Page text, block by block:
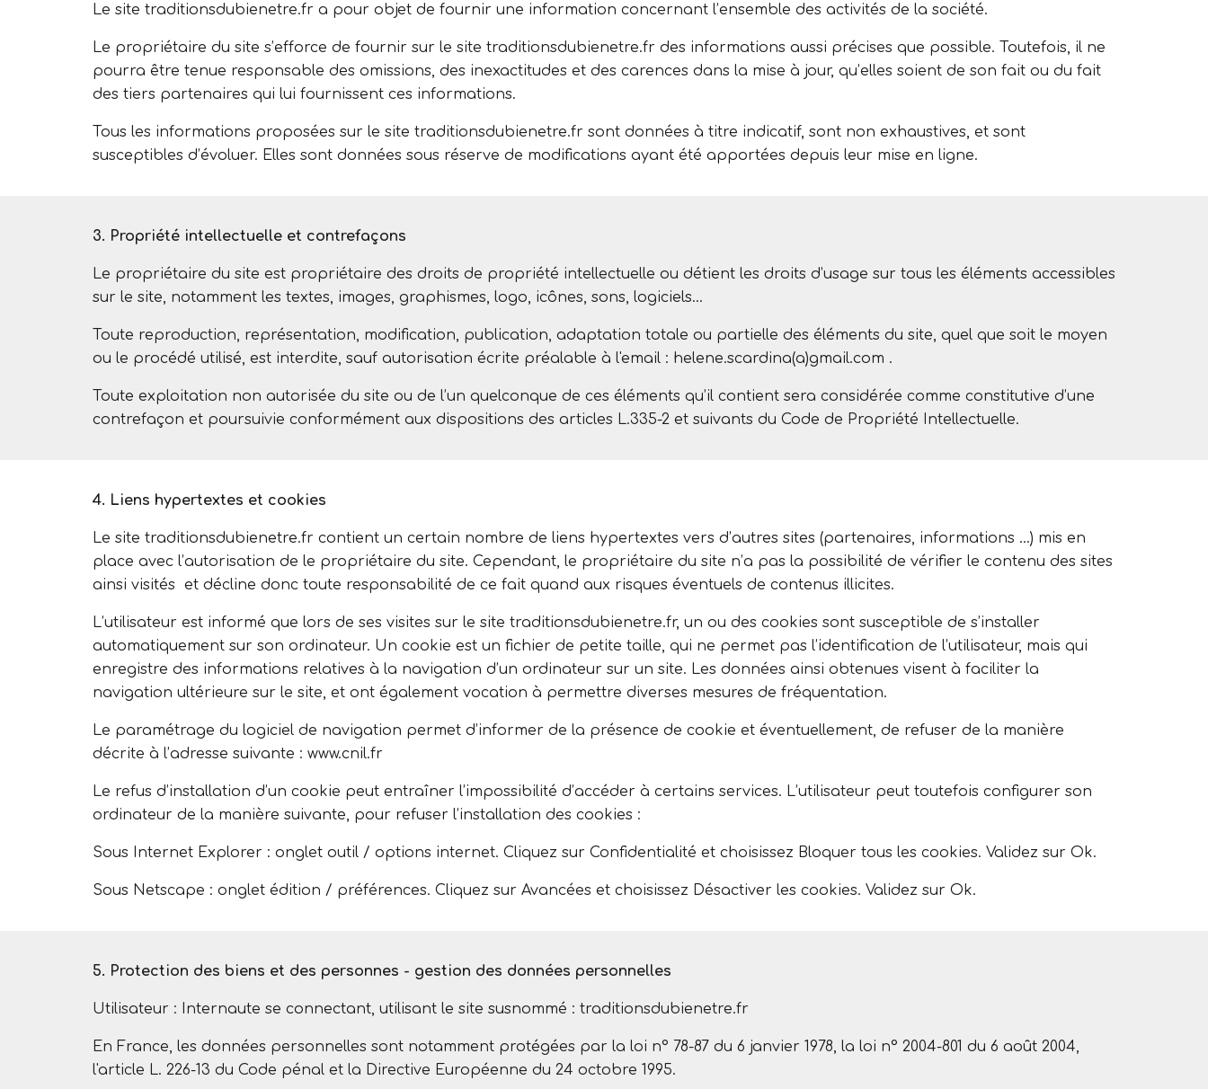
Le site traditionsdubienetre.fr a pour objet de fournir une information concernant l’ensemble des activités de la société.
Le propriétaire du site s’efforce de fournir sur le site traditionsdubienetre.fr des informations aussi précises que possible. Toutefois, il ne
pourra être tenue responsable des omissions, des inexactitudes et des carences dans la mise à jour, qu’elles soient de son fait ou du fait
des tiers partenaires qui lui fournissent ces informations.
Tous les informations proposées sur le site traditionsdubienetre.fr sont données à titre indicatif, sont non exhaustives, et sont
susceptibles d’évoluer. Elles sont données sous réserve de modifications ayant été apportées depuis leur mise en ligne.
3. Propriété intellectuelle et contrefaçons
Le propriétaire du site est propriétaire des droits de propriété intellectuelle ou détient les droits d’usage sur tous les éléments accessibles
sur le site, notamment les textes, images, graphismes, logo, icônes, sons, logiciels…
Toute reproduction, représentation, modification, publication, adaptation totale ou partielle des éléments du site, quel que soit le moyen
ou le procédé utilisé, est interdite, sauf autorisation écrite préalable à l'email : helene.scardina(a)gmail.com .
Toute exploitation non autorisée du site ou de l’un quelconque de ces éléments qu’il contient sera considérée comme constitutive d’une
contrefaçon et poursuivie conformément aux dispositions des articles L.335-2 et suivants du Code de Propriété Intellectuelle.
4. Liens hypertextes et cookies
Le site traditionsdubienetre.fr contient un certain nombre de liens hypertextes vers d’autres sites (partenaires, informations …) mis en
place avec l’autorisation de le propriétaire du site. Cependant, le propriétaire du site n’a pas la possibilité de vérifier le contenu des sites
ainsi visités et décline donc toute responsabilité de ce fait quand aux risques éventuels de contenus illicites.
L’utilisateur est informé que lors de ses visites sur le site traditionsdubienetre.fr, un ou des cookies sont susceptible de s’installer
automatiquement sur son ordinateur. Un cookie est un fichier de petite taille, qui ne permet pas l’identification de l’utilisateur, mais qui
enregistre des informations relatives à la navigation d’un ordinateur sur un site. Les données ainsi obtenues visent à faciliter la
navigation ultérieure sur le site, et ont également vocation à permettre diverses mesures de fréquentation.
Le paramétrage du logiciel de navigation permet d’informer de la présence de cookie et éventuellement, de refuser de la manière
décrite à l’adresse suivante : www.cnil.fr
Le refus d’installation d’un cookie peut entraîner l’impossibilité d’accéder à certains services. L’utilisateur peut toutefois configurer son
ordinateur de la manière suivante, pour refuser l’installation des cookies :
Sous Internet Explorer : onglet outil / options internet. Cliquez sur Confidentialité et choisissez Bloquer tous les cookies. Validez sur Ok.
Sous Netscape : onglet édition / préférences. Cliquez sur Avancées et choisissez Désactiver les cookies. Validez sur Ok.
5. Protection des biens et des personnes - gestion des données personnelles
Utilisateur : Internaute se connectant, utilisant le site susnommé : traditionsdubienetre.fr
En France, les données personnelles sont notamment protégées par la loi n° 78-87 du 6 janvier 1978, la loi n° 2004-801 du 6 août 2004,
l'article L. 226-13 du Code pénal et la Directive Européenne du 24 octobre 1995.